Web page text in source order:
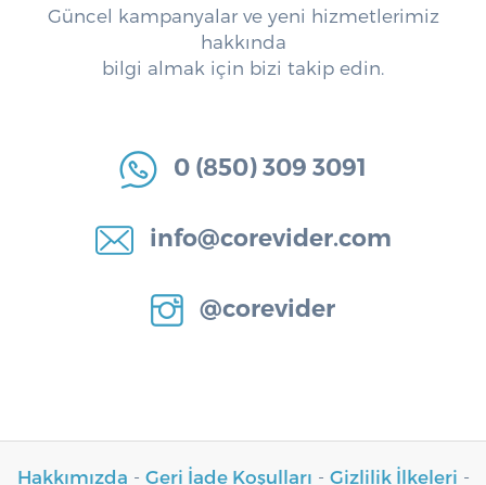
Güncel kampanyalar ve yeni hizmetlerimiz
hakkında
bilgi almak için bizi takip edin.
0 (850) 309 3091
info@corevider.com
@corevider
Hakkımızda - Geri İade Koşulları - Gizlilik İlkeleri -